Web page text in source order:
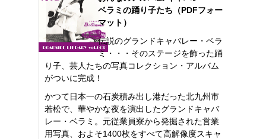
ベラミの踊り子たち（PDFフォー
マット）
伝説のグランドキャバレー・ベラ
ミ・・・そのステージを飾った踊
り子、芸人たちの写真コレクション・アルバム
がついに完成！
かつて日本一の石炭積み出し港だった北九州市
若松で、華やかな夜を演出したグランドキャバ
レー・ベラミ。元従業員寮から発掘された営業
用写真、およそ1400枚をすべて高解像度スキャ